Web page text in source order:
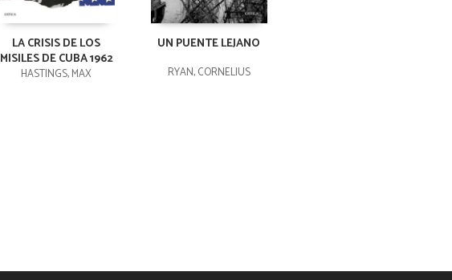
LA CRISIS DE LOS
MISILES DE CUBA 1962
HASTINGS, MAX
UN PUENTE LEJANO
RYAN, CORNELIUS